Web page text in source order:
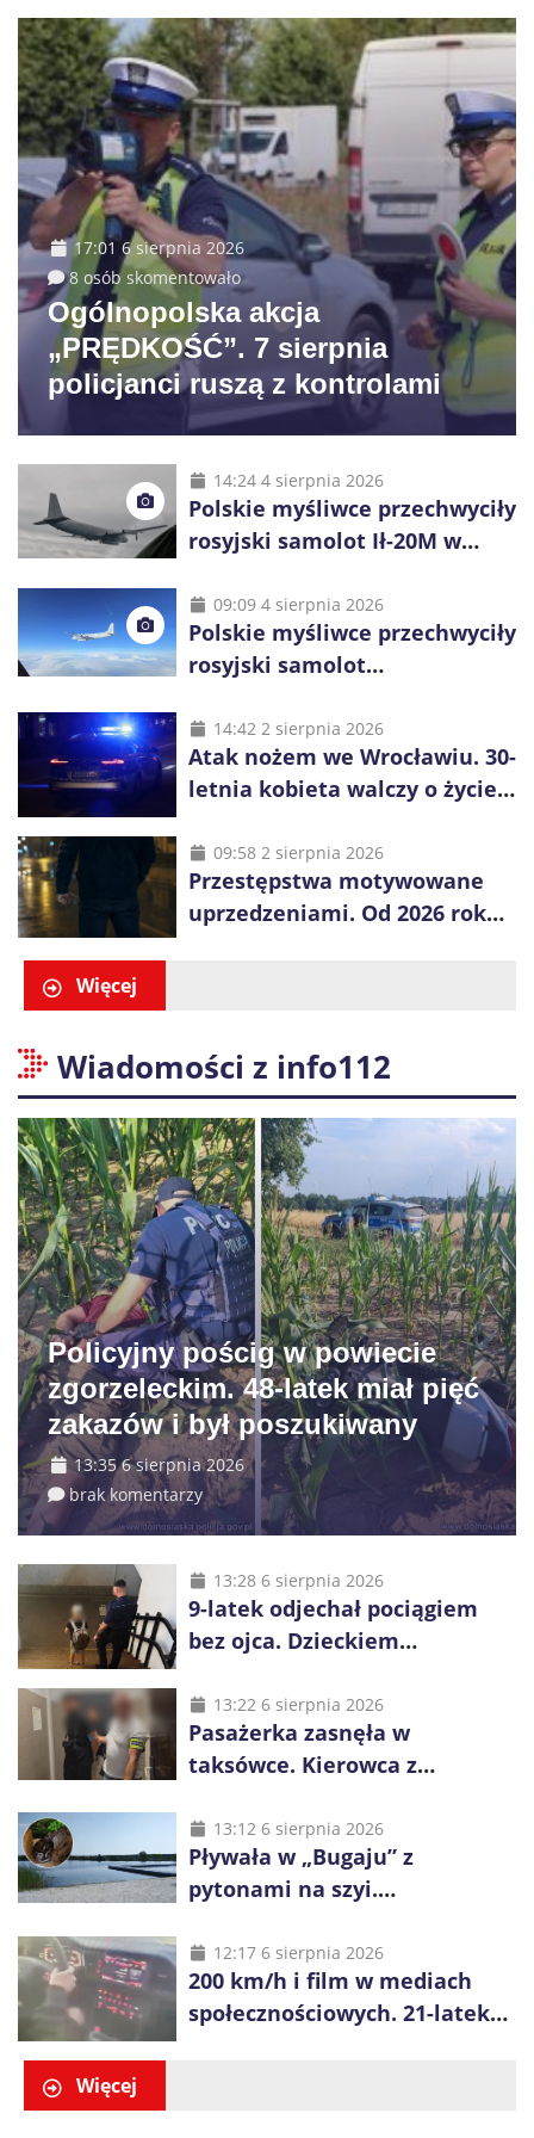
17:01 6 sierpnia 2026
8 osób skomentowało
Ogólnopolska akcja
„PRĘDKOŚĆ”. 7 sierpnia
policjanci ruszą z kontrolami
14:24 4 sierpnia 2026
Polskie myśliwce przechwyciły
rosyjski samolot Ił-20M w
09:09 4 sierpnia 2026
Polskie myśliwce przechwyciły
rosyjski samolot
14:42 2 sierpnia 2026
Atak nożem we Wrocławiu. 30-
letnia kobieta walczy o życie,
obywatela Ukrainy
09:58 2 sierpnia 2026
Przestępstwa motywowane
uprzedzeniami. Od 2026 roku
Więcej
Wiadomości z info112
Policyjny pościg w powiecie
zgorzeleckim. 48-latek miał pięć
zakazów i był poszukiwany
13:35 6 sierpnia 2026
brak komentarzy
13:28 6 sierpnia 2026
9-latek odjechał pociągiem
bez ojca. Dzieckiem
i kierownik składu
13:22 6 sierpnia 2026
Pasażerka zasnęła w
taksówce. Kierowca z
na obrzeża Wrocławia
13:12 6 sierpnia 2026
Pływała w „Bugaju” z
pytonami na szyi.
12:17 6 sierpnia 2026
200 km/h i film w mediach
społecznościowych. 21-latek
Więcej